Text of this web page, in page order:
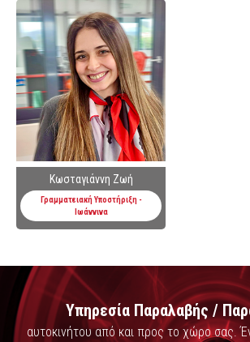
Κωσταγιάννη Ζωή
Γραμματειακή Υποστήριξη -
Ιωάννινα
Υπηρεσία Παραλαβής /
αυτοκινήτου από και προς το χώρο σας.